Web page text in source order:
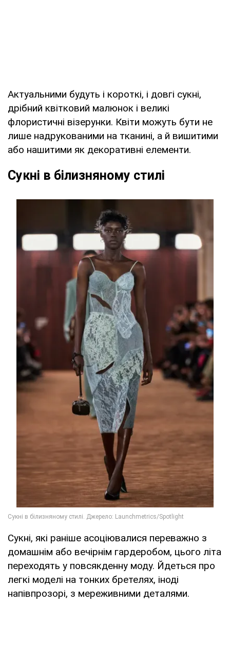
Актуальними будуть і короткі, і довгі сукні,
дрібний квітковий малюнок і великі
флористичні візерунки. Квіти можуть бути не
лише надрукованими на тканині, а й вишитими
або нашитими як декоративні елементи.
Сукні в білизняному стилі
Сукні, які раніше асоціювалися переважно з
домашнім або вечірнім гардеробом, цього літа
переходять у повсякденну моду. Йдеться про
легкі моделі на тонких бретелях, іноді
напівпрозорі, з мереживними деталями.